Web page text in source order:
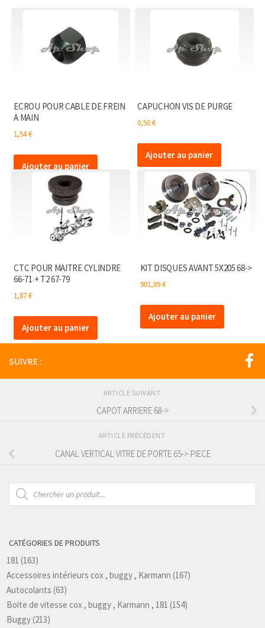
ECROU POUR CABLE DE FREIN
A MAIN
1,54€
Ajouter au panier
CAPUCHON VIS DE PURGE
0,50€
Ajouter au panier
CTC POUR MAITRE CYLINDRE
66-71 + T2 67-79
1,87€
Ajouter au panier
KIT DISQUES AVANT 5X205 68->
901,89€
Ajouter au panier
SUIVRE :
ARTICLE SUIVANT
CAPOT ARRIERE 68->
ARTICLE PRÉCÉDENT
CANAL VERTICAL VITRE DE PORTE 65-> PIECE
Recherche
de
produits
CATÉGORIES DE PRODUITS
181 (163)
Accessoires intérieurs cox , buggy , Karmann (167)
Autocolants (63)
Boite de vitesse cox , buggy , Karmann , 181 (154)
Buggy(213)